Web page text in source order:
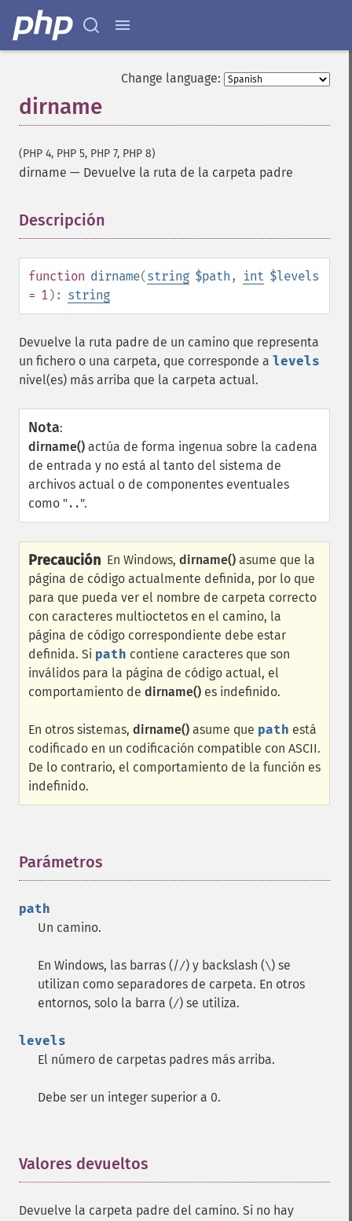
Change language:
dirname
(PHP 4, PHP 5, PHP 7, PHP 8)
dirname — Devuelve la ruta de la carpeta padre
Descripción
function dirname(string $path , int $levels
= 1): string
Devuelve la ruta padre de un camino que representa
un fichero o una carpeta, que corresponde a levels
nivel(es) más arriba que la carpeta actual.
Nota:
dirname() actúa de forma ingenua sobre la cadena
de entrada y no está al tanto del sistema de
archivos actual o de componentes eventuales
como "..".
Precaución En Windows, dirname() asume que la
página de código actualmente definida, por lo que
para que pueda ver el nombre de carpeta correcto
con caracteres multioctetos en el camino, la
página de código correspondiente debe estar
definida. Si path contiene caracteres que son
inválidos para la página de código actual, el
comportamiento de dirname() es indefinido.
En otros sistemas, dirname() asume que path está
codificado en un codificación compatible con ASCII.
De lo contrario, el comportamiento de la función es
indefinido.
Parámetros
path
Un camino.
En Windows, las barras (//) y backslash (\) se
utilizan como separadores de carpeta. En otros
entornos, solo la barra (/) se utiliza.
levels
El número de carpetas padres más arriba.
Debe ser un integer superior a 0.
Valores devueltos
Devuelve la carpeta padre del camino. Si no hay